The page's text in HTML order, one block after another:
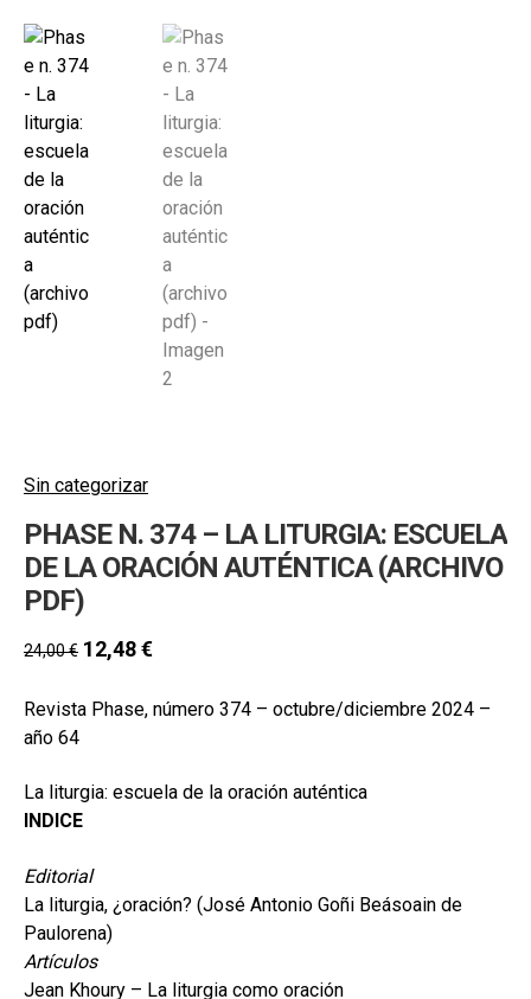
Sin categorizar
PHASE N. 374 – LA LITURGIA: ESCUELA
DE LA ORACIÓN AUTÉNTICA (ARCHIVO
PDF)
24,00€ 12,48€
Revista Phase, número 374 – octubre/diciembre 2024 –
año 64
La liturgia: escuela de la oración auténtica
INDICE
Editorial
La liturgia, ¿oración? (José Antonio Goñi Beásoain de
Paulorena)
Artículos
Jean Khoury – La liturgia como oración